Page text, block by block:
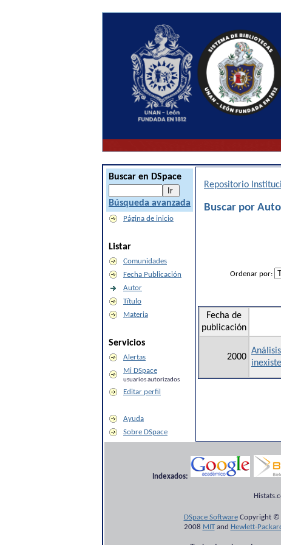
Buscar en DSpace
Búsqueda avanzada
Página de inicio
Listar
Comunidades
Fecha Publicación
Autor
Título
Materia
Servicios
Alertas
Mi DSpace
usuarios autorizados
Editar perfil
Ayuda
Sobre DSpace
Repositorio
Buscar por
Ordenar por:
Fecha de
publicación
2000
Indexados:
DSpace SoftwareCopyright ©
2008 MITand Hewlett-